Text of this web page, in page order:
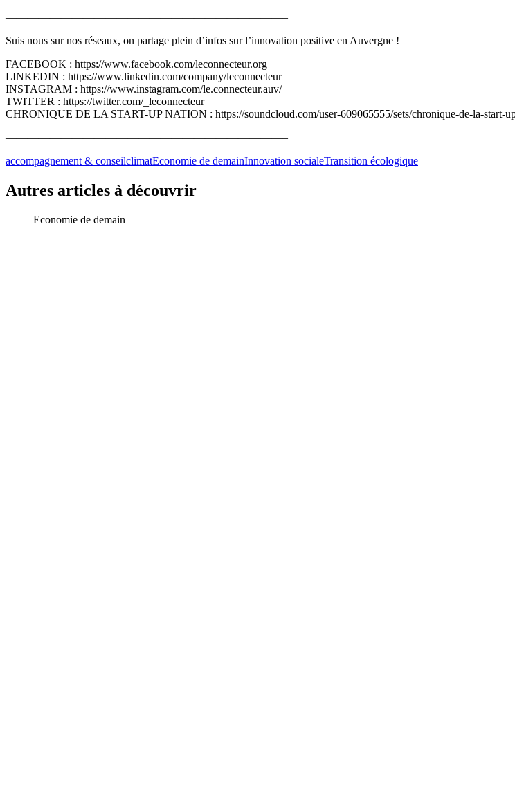
—————————————————————————–
Suis nous sur nos réseaux, on partage plein d’infos sur l’innovation positive en Auvergne !
FACEBOOK : https://www.facebook.com/leconnecteur.org
LINKEDIN : https://www.linkedin.com/company/leconnecteur
INSTAGRAM : https://www.instagram.com/le.connecteur.auv/
TWITTER : https://twitter.com/_leconnecteur
CHRONIQUE DE LA START-UP NATION : https://soundcloud.com/user-609065555/sets/chronique-de-la-start-
—————————————————————————–
accompagnement & conseilclimatEconomie de demainInnovation socialeTransition écologique
Autres articles à découvrir
Economie de demain